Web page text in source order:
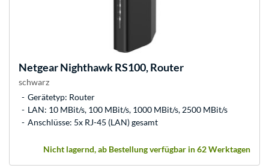
NetgearNighthawk RS100, Router
schwarz
Gerätetyp: Router
LAN: 10 MBit/s, 100 MBit/s, 1000 MBit/s, 2500 MBit/s
Anschlüsse: 5x RJ-45 (LAN) gesamt
Nicht lagernd, ab Bestellung verfügbar in 62 Werktagen